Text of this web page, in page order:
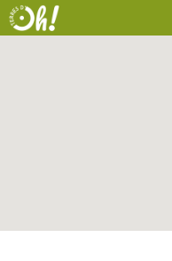
Cookies management panel